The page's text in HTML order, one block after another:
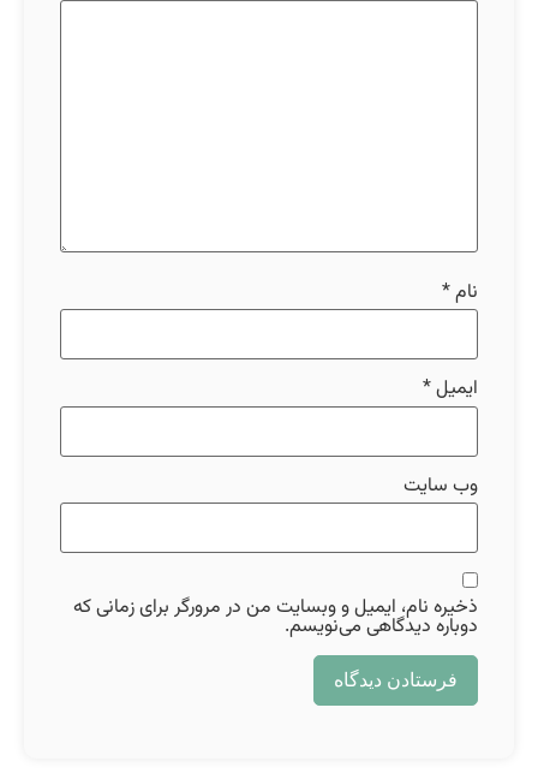
نام*
ایمیل*
وب‌ سایت
ذخیره نام، ایمیل و وبسایت من در مرورگر برای زمانی که
دوباره دیدگاهی می‌نویسم.